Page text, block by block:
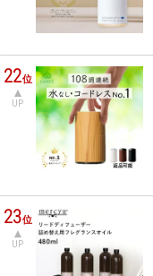
22位
UP
23位
UP